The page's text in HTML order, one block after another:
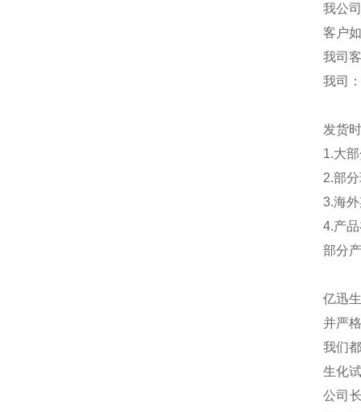
我公
客户
我司
我司
发货
1.大
2.部
3.海
4.产
部分
亿迅
并严
我们
生化
公司